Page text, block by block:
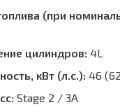
(при
цилиндров: 4L
кВт (л.с.): 46
Stage 2 / 3A